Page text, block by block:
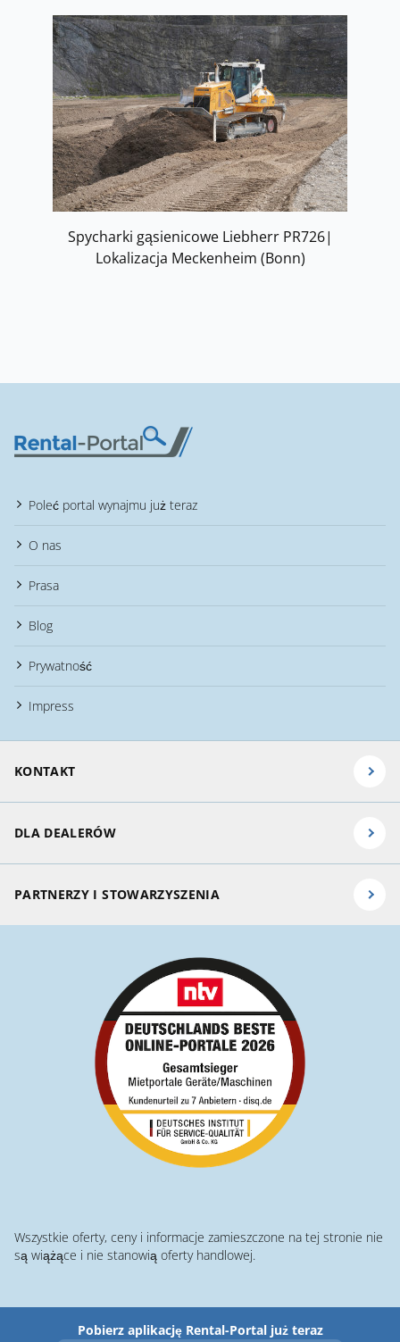
Spycharki gąsienicowe Liebherr PR726|
Lokalizacja Meckenheim (Bonn)
Poleć portal wynajmu już teraz
O nas
Prasa
Blog
Prywatność
Impress
KONTAKT
DLA DEALERÓW
PARTNERZY I STOWARZYSZENIA
Wszystkie oferty, ceny i informacje zamieszczone na tej stronie nie
są wiążące i nie stanowią oferty handlowej.
Pobierz aplikację Rental-Portal już teraz